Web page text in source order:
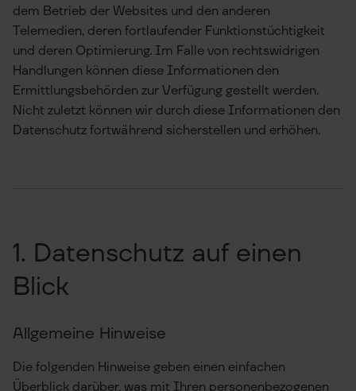
dem Betrieb der Websites und den anderen
Telemedien, deren fortlaufender Funktionstüchtigkeit
und deren Optimierung. Im Falle von rechtswidrigen
Handlungen können diese Informationen den
Ermittlungsbehörden zur Verfügung gestellt werden.
Nicht zuletzt können wir durch diese Informationen den
Datenschutz fortwährend sicherstellen und erhöhen.
1. Datenschutz auf einen
Blick
Allgemeine Hinweise
Die folgenden Hinweise geben einen einfachen
Überblick darüber, was mit Ihren personenbezogenen